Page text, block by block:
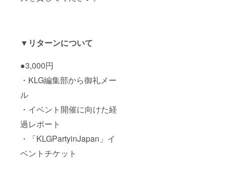
▼リターンについて
●3,000円
・KLG編集部から御礼メー
ル
・イベント開催に向けた経
過レポート
・「KLGPartyinJapan」イ
ベントチケット